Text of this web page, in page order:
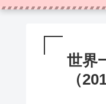
世界
（